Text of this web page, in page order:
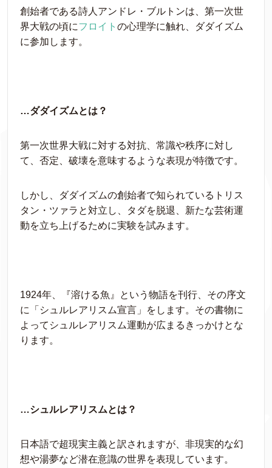
創始者である詩人アンドレ・ブルトンは、第一次世
界大戦の頃にフロイト の心理学に触れ、ダダイズム
に参加します。
…ダダイズムとは？
第一次世界大戦に対する対抗、常識や秩序に対し
て、否定、破壊を意味するような表現が特徴です。
しかし、ダダイズムの創始者で知られているトリス
タン・ツァラと対立し、タダを脱退、新たな芸術運
動を立ち上げるために実験を試みます。
1924年、『溶ける魚』という物語を刊行、その序文
に「シュルレアリスム宣言」をします。その書物に
よってシュルレアリスム運動が広まるきっかけとな
ります。
…シュルレアリスムとは？
日本語で超現実主義と訳されますが、非現実的な幻
想や湯夢など潜在意識の世界を表現しています。